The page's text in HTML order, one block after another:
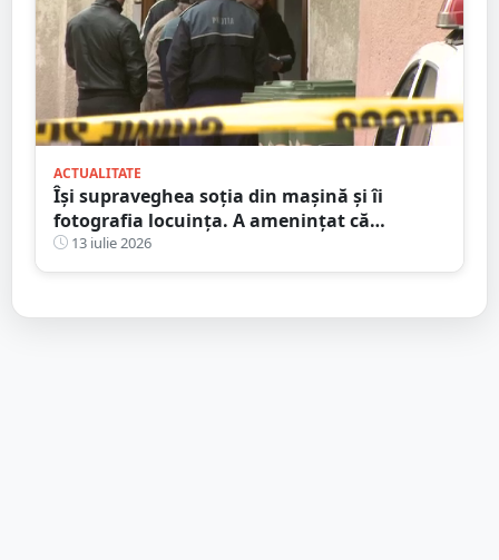
ACTUALITATE
Își supraveghea soția din mașină și îi
fotografia locuința. A amenințat că
incendiază mașina ”amantului”
13 iulie 2026